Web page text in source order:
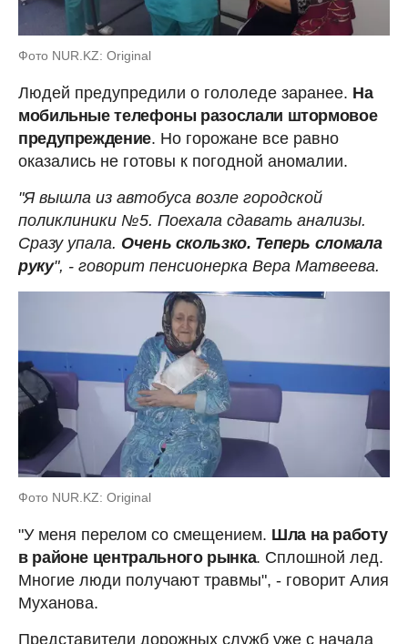
Фото NUR.KZ: Original
Людей предупредили о гололеде заранее. На
мобильные телефоны разослали штормовое
предупреждение. Но горожане все равно
оказались не готовы к погодной аномалии.
"Я вышла из автобуса возле городской
поликлиники №5. Поехала сдавать анализы.
Сразу упала. Очень скользко. Теперь сломала
руку", - говорит пенсионерка Вера Матвеева.
Фото NUR.KZ: Original
"У меня перелом со смещением. Шла на работу
в районе центрального рынка. Сплошной лед.
Многие люди получают травмы", - говорит Алия
Муханова.
Представители дорожных служб уже с начала